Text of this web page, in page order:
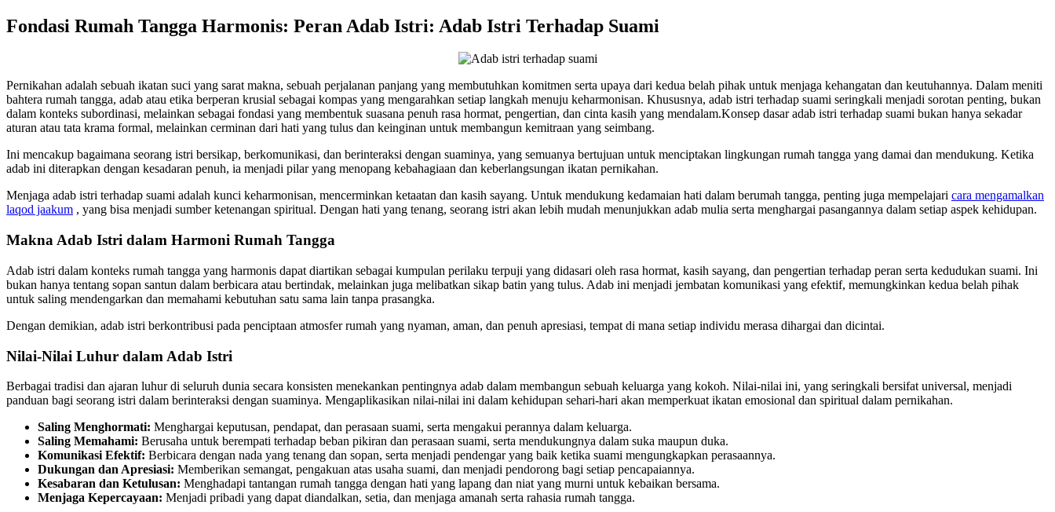
Fondasi Rumah Tangga Harmonis: Peran Adab Istri: Adab Istri Terhadap Suami
Pernikahan adalah sebuah ikatan suci yang sarat makna, sebuah perjalanan panjang yang membutuhkan komitmen serta upaya dari kedua belah pihak untuk menjaga kehangatan dan keutuhannya. Dalam meniti
bahtera rumah tangga, adab atau etika berperan krusial sebagai kompas yang mengarahkan setiap langkah menuju keharmonisan. Khususnya, adab istri terhadap suami seringkali menjadi sorotan penting, bukan
dalam konteks subordinasi, melainkan sebagai fondasi yang membentuk suasana penuh rasa hormat, pengertian, dan cinta kasih yang mendalam.Konsep dasar adab istri terhadap suami bukan hanya sekadar
aturan atau tata krama formal, melainkan cerminan dari hati yang tulus dan keinginan untuk membangun kemitraan yang seimbang.
Ini mencakup bagaimana seorang istri bersikap, berkomunikasi, dan berinteraksi dengan suaminya, yang semuanya bertujuan untuk menciptakan lingkungan rumah tangga yang damai dan mendukung. Ketika
adab ini diterapkan dengan kesadaran penuh, ia menjadi pilar yang menopang kebahagiaan dan keberlangsungan ikatan pernikahan.
Menjaga adab istri terhadap suami adalah kunci keharmonisan, mencerminkan ketaatan dan kasih sayang. Untuk mendukung kedamaian hati dalam berumah tangga, penting juga mempelajari cara mengamalkan
laqod jaakum , yang bisa menjadi sumber ketenangan spiritual. Dengan hati yang tenang, seorang istri akan lebih mudah menunjukkan adab mulia serta menghargai pasangannya dalam setiap aspek kehidupan.
Makna Adab Istri dalam Harmoni Rumah Tangga
Adab istri dalam konteks rumah tangga yang harmonis dapat diartikan sebagai kumpulan perilaku terpuji yang didasari oleh rasa hormat, kasih sayang, dan pengertian terhadap peran serta kedudukan suami. Ini
bukan hanya tentang sopan santun dalam berbicara atau bertindak, melainkan juga melibatkan sikap batin yang tulus. Adab ini menjadi jembatan komunikasi yang efektif, memungkinkan kedua belah pihak
untuk saling mendengarkan dan memahami kebutuhan satu sama lain tanpa prasangka.
Dengan demikian, adab istri berkontribusi pada penciptaan atmosfer rumah yang nyaman, aman, dan penuh apresiasi, tempat di mana setiap individu merasa dihargai dan dicintai.
Nilai-Nilai Luhur dalam Adab Istri
Berbagai tradisi dan ajaran luhur di seluruh dunia secara konsisten menekankan pentingnya adab dalam membangun sebuah keluarga yang kokoh. Nilai-nilai ini, yang seringkali bersifat universal, menjadi
panduan bagi seorang istri dalam berinteraksi dengan suaminya. Mengaplikasikan nilai-nilai ini dalam kehidupan sehari-hari akan memperkuat ikatan emosional dan spiritual dalam pernikahan.
Saling Menghormati: Menghargai keputusan, pendapat, dan perasaan suami, serta mengakui perannya dalam keluarga.
Saling Memahami: Berusaha untuk berempati terhadap beban pikiran dan perasaan suami, serta mendukungnya dalam suka maupun duka.
Komunikasi Efektif: Berbicara dengan nada yang tenang dan sopan, serta menjadi pendengar yang baik ketika suami mengungkapkan perasaannya.
Dukungan dan Apresiasi: Memberikan semangat, pengakuan atas usaha suami, dan menjadi pendorong bagi setiap pencapaiannya.
Kesabaran dan Ketulusan: Menghadapi tantangan rumah tangga dengan hati yang lapang dan niat yang murni untuk kebaikan bersama.
Menjaga Kepercayaan: Menjadi pribadi yang dapat diandalkan, setia, dan menjaga amanah serta rahasia rumah tangga.